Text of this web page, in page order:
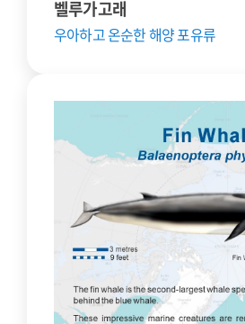
벨루가고래
우아하고 온순한 해양 포유류